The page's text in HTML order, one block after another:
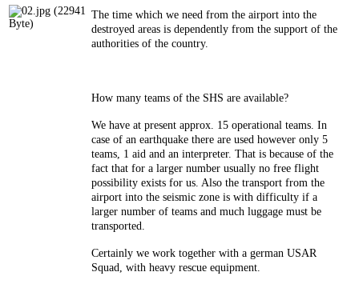
The time which we need from the airport into the
destroyed areas is dependently from the support of the
authorities of the country.
How many teams of the SHS are available?
We have at present approx. 15 operational teams. In
case of an earthquake there are used however only 5
teams, 1 aid and an interpreter. That is because of the
fact that for a larger number usually no free flight
possibility exists for us. Also the transport from the
airport into the seismic zone is with difficulty if a
larger number of teams and much luggage must be
transported.
Certainly we work together with a german USAR
Squad, with heavy rescue equipment.